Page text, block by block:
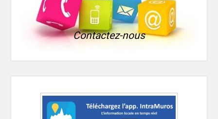
Contactez-nous